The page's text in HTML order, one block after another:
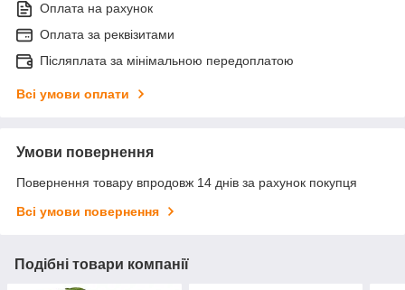
Оплата на рахунок
Оплата за реквізитами
Післяплата за мінімальною передоплатою
Всі умови оплати
Умови повернення
Повернення товару впродовж 14 днів за рахунок покупця
Всі умови повернення
Подібні товари компанії